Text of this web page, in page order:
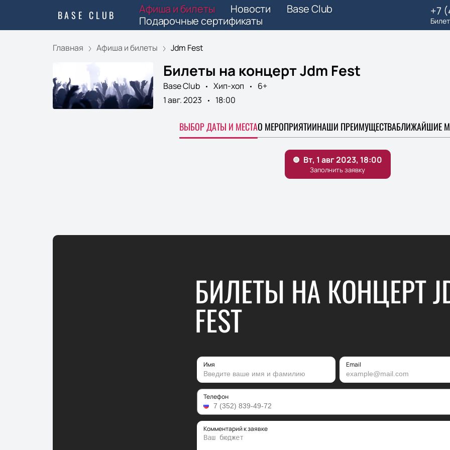
BASE CLUB Афиша и билеты Новости
Base Club
Подарочные сертификаты
+7
Главная Афиша и билеты Jdm Fest
Билеты на концерт Jdm Fest
Base Club Хип-хоп
6+
1 авг. 2023
18:00
ВЫБОР ДАТЫ И МЕСТАО МЕРОПРИЯТИИНАШИ ПРЕИМУЩЕСТВАБЛИЖАЙШИЕ
БИЛЕТЫ НА КОНЦЕРТ
FEST
Имя Email
Телефон
Комментарий к заявке